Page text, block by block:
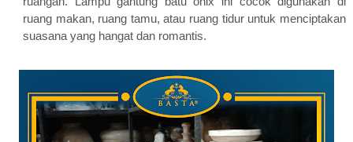
ruang makan, ruang tamu, atau ruang tidur untuk menciptakan
suasana yang hangat dan romantis.